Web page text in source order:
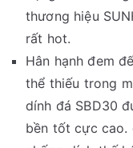
thương hiệu
rất hot.
Hân hạnh đem
thể thiếu trong
dính đá SBD30
bền tốt cực cao.